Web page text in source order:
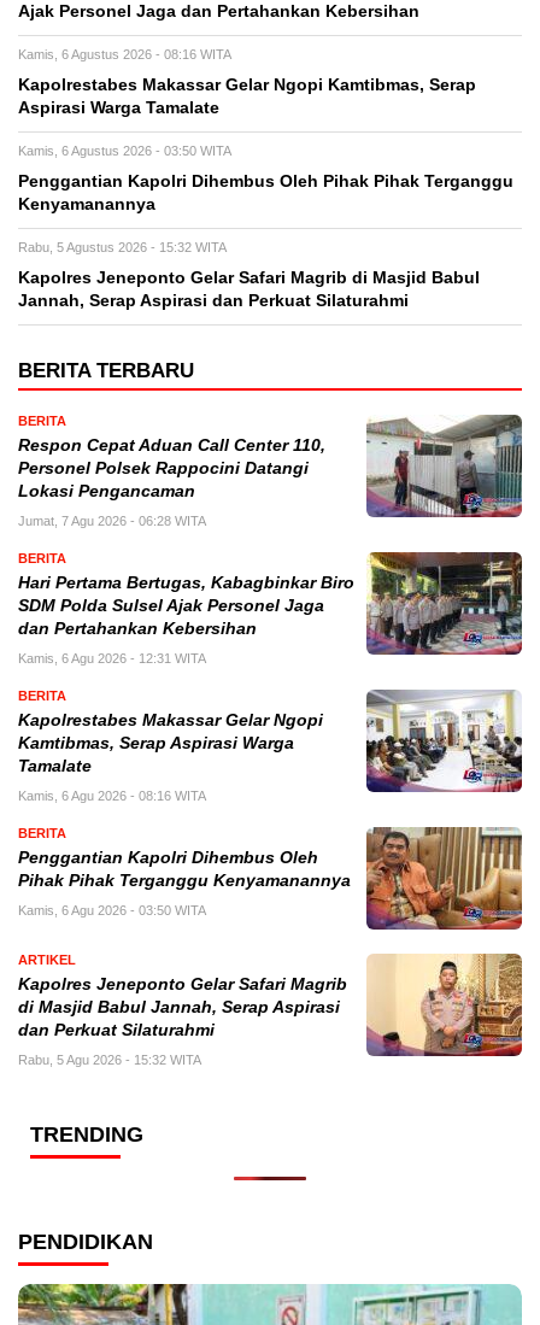
Ajak Personel Jaga dan Pertahankan Kebersihan
Kamis, 6 Agustus 2026 - 08:16 WITA
Kapolrestabes Makassar Gelar Ngopi Kamtibmas, Serap
Aspirasi Warga Tamalate
Kamis, 6 Agustus 2026 - 03:50 WITA
Penggantian Kapolri Dihembus Oleh Pihak Pihak Terganggu
Kenyamanannya
Rabu, 5 Agustus 2026 - 15:32 WITA
Kapolres Jeneponto Gelar Safari Magrib di Masjid Babul
Jannah, Serap Aspirasi dan Perkuat Silaturahmi
BERITA TERBARU
BERITA
Respon Cepat Aduan Call Center 110,
Personel Polsek Rappocini Datangi
Lokasi Pengancaman
Jumat, 7 Agu 2026 - 06:28 WITA
BERITA
Hari Pertama Bertugas, Kabagbinkar Biro
SDM Polda Sulsel Ajak Personel Jaga
dan Pertahankan Kebersihan
Kamis, 6 Agu 2026 - 12:31 WITA
BERITA
Kapolrestabes Makassar Gelar Ngopi
Kamtibmas, Serap Aspirasi Warga
Tamalate
Kamis, 6 Agu 2026 - 08:16 WITA
BERITA
Penggantian Kapolri Dihembus Oleh
Pihak Pihak Terganggu Kenyamanannya
Kamis, 6 Agu 2026 - 03:50 WITA
ARTIKEL
Kapolres Jeneponto Gelar Safari Magrib
di Masjid Babul Jannah, Serap Aspirasi
dan Perkuat Silaturahmi
Rabu, 5 Agu 2026 - 15:32 WITA
TRENDING
PENDIDIKAN